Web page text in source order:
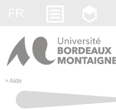
>Aide